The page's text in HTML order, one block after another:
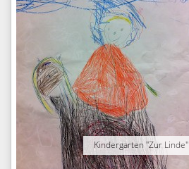
Kindergarten "Zur Linde"